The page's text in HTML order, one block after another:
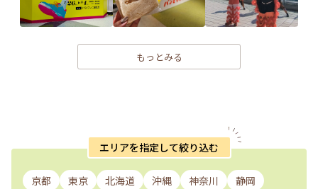
もっとみる
エリアを指定して絞り込む
京都 東京 北海道 沖縄 神奈川
静岡